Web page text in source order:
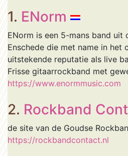
1. ENorm
ENorm is een 5-mans band uit
Enschede die met name in het
uitstekende reputatie als live
Frisse gitaarrockband met
https://www.enormmusic.com
2. Rockband
de site van de Goudse
https://rockbandcontact.nl